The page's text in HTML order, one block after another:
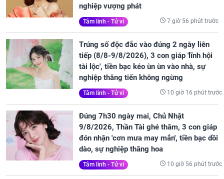
nghiệp vượng phát
Tâm linh - Tử vi 7 giờ 56 phút trước
Trúng số độc đắc vào đúng 2 ngày liên
tiếp (8/8-9/8/2026), 3 con giáp 'lĩnh hội
tài lộc', tiền bạc kéo ùn ùn vào nhà, sự
nghiệp thăng tiến không ngừng
Tâm linh - Tử vi 10 giờ 16 phút trước
Đúng 7h30 ngày mai, Chủ Nhật
9/8/2026, Thần Tài ghé thăm, 3 con giáp
đón nhận 'cơn mưa may mắn', tiền bạc dồi
dào, sự nghiệp thăng hoa
Tâm linh - Tử vi 10 giờ 56 phút trước